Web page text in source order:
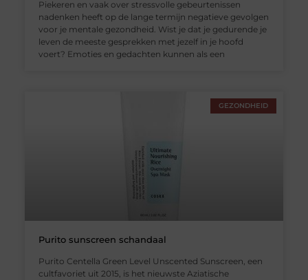
Piekeren en vaak over stressvolle gebeurtenissen
nadenken heeft op de lange termijn negatieve gevolgen
voor je mentale gezondheid. Wist je dat je gedurende je
leven de meeste gesprekken met jezelf in je hoofd
voert? Emoties en gedachten kunnen als een
GEZONDHEID
Purito sunscreen schandaal
Purito Centella Green Level Unscented Sunscreen, een
cultfavoriet uit 2015, is het nieuwste Aziatische